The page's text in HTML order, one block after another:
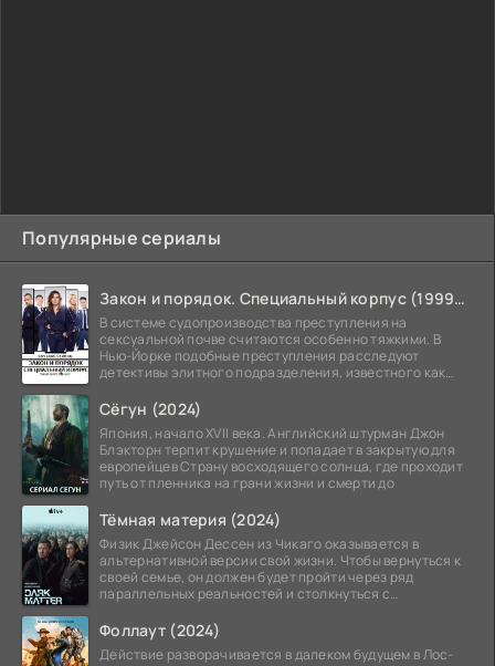
Популярные сериалы
Закон и порядок. Специальный корпус (1999-2026)
В системе судопроизводства преступления на
сексуальной почве считаются особенно тяжкими. В
Нью-Йорке подобные преступления расследуют
детективы элитного подразделения, известного как
Сёгун (2024)
Япония, начало XVII века. Английский штурман Джон
Блэкторн терпит крушение и попадает в закрытую для
европейцев Страну восходящего солнца, где проходит
путь от пленника на грани жизни и смерти до
Тёмная материя (2024)
Физик Джейсон Дессен из Чикаго оказывается в
альтернативной версии свой жизни. Чтобы вернуться к
своей семье, он должен будет пройти через ряд
параллельных реальностей и столкнуться с
Фоллаут (2024)
Действие разворачивается в далеком будущем в Лос-